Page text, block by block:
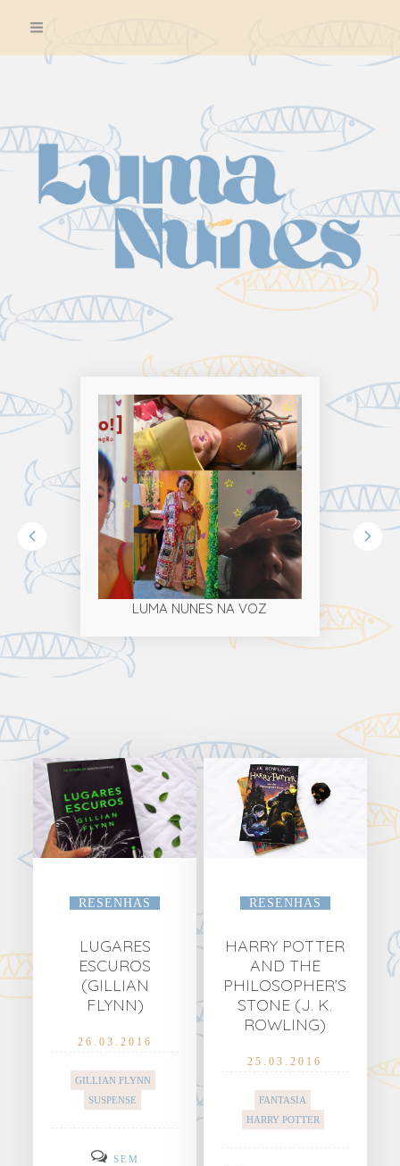
LUMA NUNES NA VOZ
RESENHAS
LUGARES
ESCUROS
(GILLIAN
FLYNN)
26.03.2016
GILLIAN FLYNN
SUSPENSE
SEM
RESENHAS
HARRY POTTER
AND THE
PHILOSOPHER’S
STONE (J. K.
ROWLING)
25.03.2016
FANTASIA
HARRY POTTER